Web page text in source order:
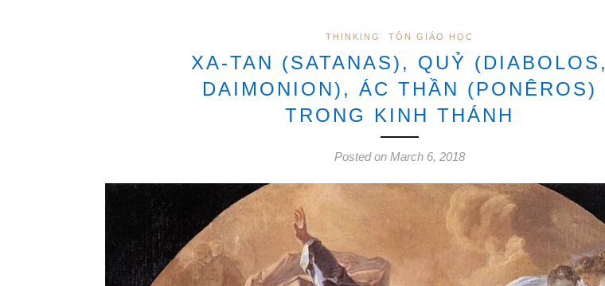
THINKING TÔN GIÁO HỌC
XA-TAN (SATANAS), QUỶ (DIABOLOS,
DAIMONION), ÁC THẦN (PONÊROS)
TRONG KINH THÁNH
Posted on March 6, 2018